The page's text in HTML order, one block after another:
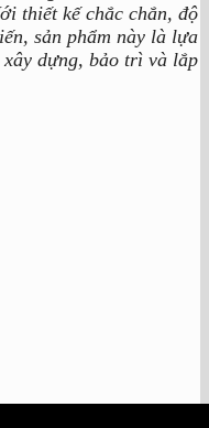
thiết kế chắc chắn, độ
sản phẩm này là lựa
dựng, bảo trì và lắp